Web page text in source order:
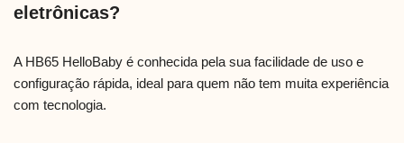
eletrônicas?
A HB65 HelloBaby é conhecida pela sua facilidade de uso e
configuração rápida, ideal para quem não tem muita experiência
com tecnologia.